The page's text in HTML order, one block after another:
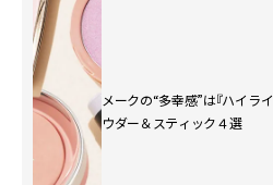
メークの“多幸感”は『ハイラ
ウダー＆スティック４選